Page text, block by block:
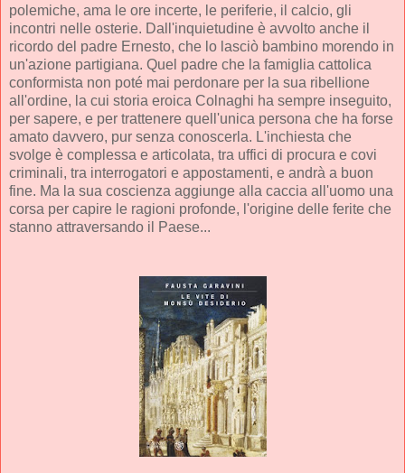
polemiche, ama le ore incerte, le periferie, il calcio, gli
incontri nelle osterie. Dall'inquietudine è avvolto anche il
ricordo del padre Ernesto, che lo lasciò bambino morendo in
un'azione partigiana. Quel padre che la famiglia cattolica
conformista non poté mai perdonare per la sua ribellione
all'ordine, la cui storia eroica Colnaghi ha sempre inseguito,
per sapere, e per trattenere quell'unica persona che ha forse
amato davvero, pur senza conoscerla. L'inchiesta che
svolge è complessa e articolata, tra uffici di procura e covi
criminali, tra interrogatori e appostamenti, e andrà a buon
fine. Ma la sua coscienza aggiunge alla caccia all'uomo una
corsa per capire le ragioni profonde, l'origine delle ferite che
stanno attraversando il Paese...